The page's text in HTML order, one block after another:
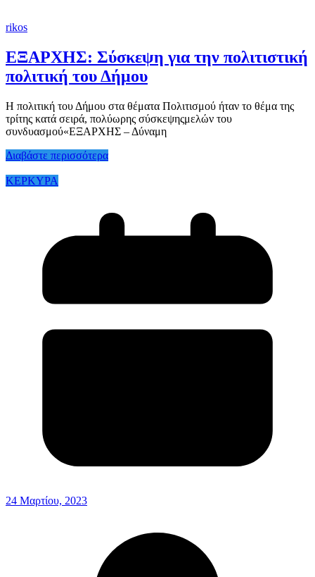
rikos
ΕΞΑΡΧΗΣ: Σύσκεψη για την πολιτιστική
πολιτική του Δήμου
Η πολιτική του Δήμου στα θέματα Πολιτισμού ήταν το θέμα της
τρίτης κατά σειρά, πολύωρης σύσκεψηςμελών του
συνδυασμού«ΕΞΑΡΧΗΣ – Δύναμη
Διαβάστε περισσότερα
ΚΕΡΚΥΡΑ
24 Μαρτίου, 2023